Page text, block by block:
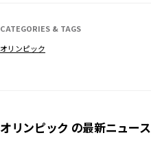
CATEGORIES & TAGS
オリンピック
オリンピック の最新ニュース